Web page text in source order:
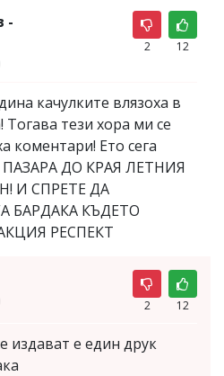
-
2 12
качулките влязоха в
тези хора ми се
коментари! Ето сега
ПАЗАРА ДО КРАЯ ЛЕТНИЯ
И СПРЕТЕ ДА
БАРДАКА КЪДЕТО
РЕСПЕКТ
2 12
издават е един друк